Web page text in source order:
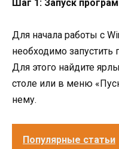
Шаг 1: Запуск
Для начала работы с
необходимо
Для этого найдите
столе или в меню
нему.
Популярные статьи